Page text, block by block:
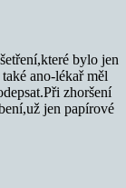
bylo jen
ano-lékař měl
zhoršení
jen papírové